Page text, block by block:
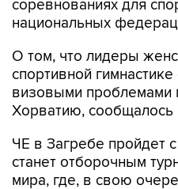
О том, что лидеры
визовыми проблемами
Хорватию, сообщалось
ЧЕ в Загребе пройдет с
мира, где, в свою
первые командные
игры 2028 года. В